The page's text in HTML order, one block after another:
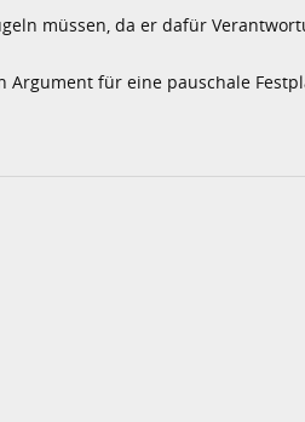
müssen, da er dafür
für eine pauschale